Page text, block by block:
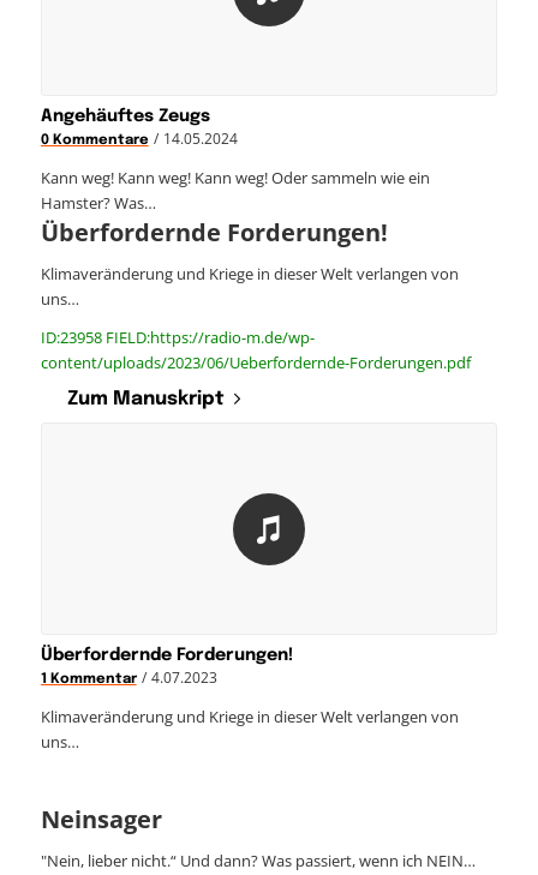
Angehäuftes Zeugs
0 Kommentare / 14.05.2024
Kann weg! Kann weg! Kann weg! Oder sammeln wie ein
Hamster? Was…
Überfordernde Forderungen!
Klimaveränderung und Kriege in dieser Welt verlangen von
uns…
ID:23958 FIELD:https://radio-m.de/wp-
content/uploads/2023/06/Ueberfordernde-Forderungen.pdf
Zum Manuskript
Überfordernde Forderungen!
1 Kommentar / 4.07.2023
Klimaveränderung und Kriege in dieser Welt verlangen von
uns…
Neinsager
"Nein, lieber nicht.“ Und dann? Was passiert, wenn ich NEIN…